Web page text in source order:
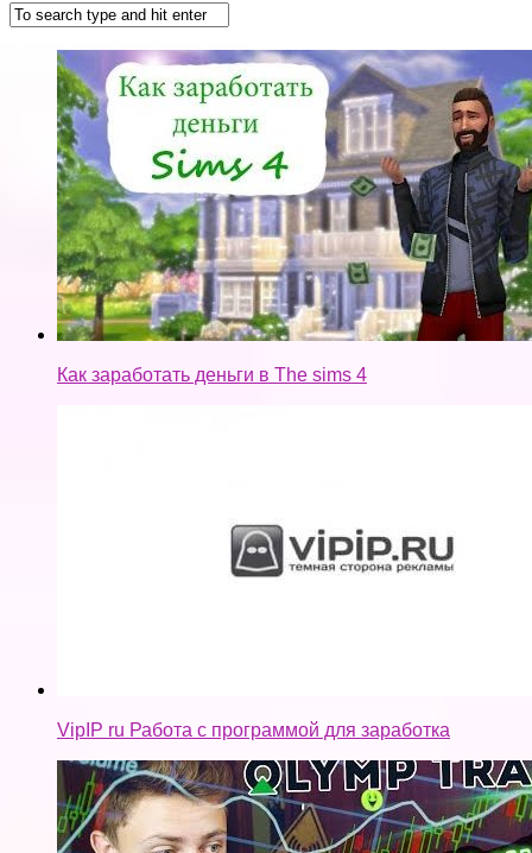
Как заработать деньги в The sims 4
VipIP ru Работа с программой для заработка